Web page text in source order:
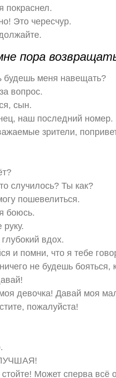
покраснел.
Это чересчур.
пора
будешь меня навещать?
вопрос.
сын.
наш последний номер.
зрители,
случилось? Ты как?
пошевелиться.
боюсь.
вдох.
и помни, что я тебе
не будешь бояться,
девочка! Давай моя
пожалуйста!
стойте! Может сперва всё